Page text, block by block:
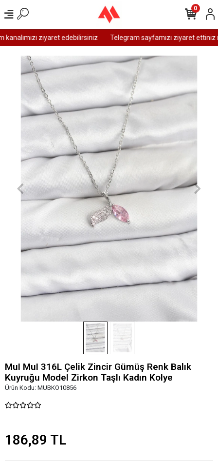
ziyaret edebilirsiniz Telegram sayfamızı ziyaret ettiniz
0
MuI MuI 316L Çelik Zincir Gümüş Renk Balık
Kuyruğu Model Zirkon Taşlı Kadın Kolye
Ürün Kodu: MUBKO10856
186,89 TL